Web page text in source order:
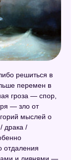
решиться в
перемен в
гроза — спор,
— зло от
мыслей о
драка /
отдаления